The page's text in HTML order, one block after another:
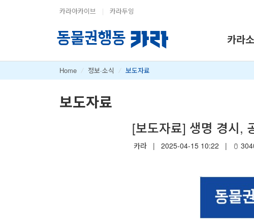
카라아카이브 | 카라두잉
카라
Home / 정보·소식 / 보도자료
보도자료
[보도자료] 생명 경시,
카라 | 2025-04-15 10:22 |